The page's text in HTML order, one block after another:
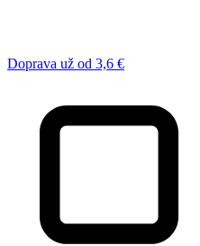
Doprava už od 3,6 €